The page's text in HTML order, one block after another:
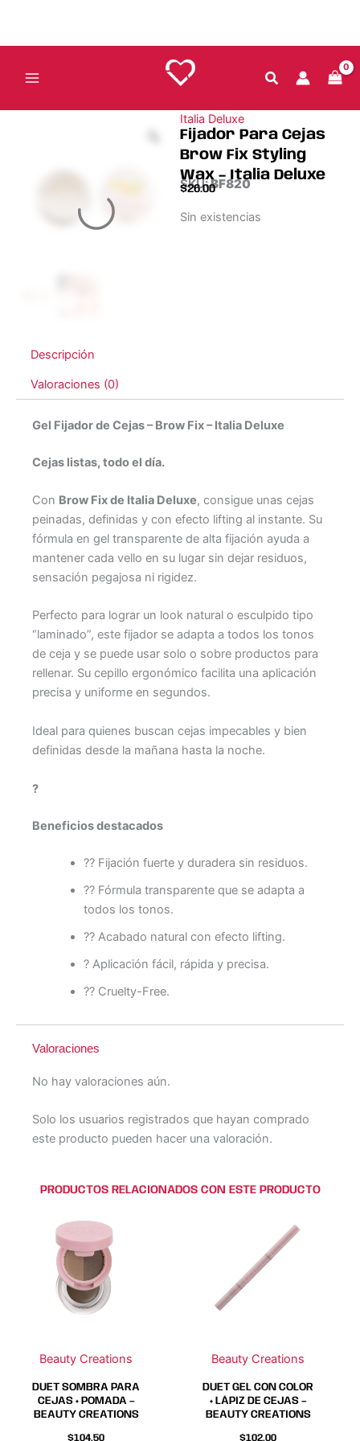
contenido
Italia Deluxe
Fijador Para Cejas
Brow Fix Styling
Wax – Italia Deluxe
SKU:BF820
$26.00
Sin existencias
Descripción
Valoraciones (0)
Gel Fijador de Cejas – Brow Fix – Italia Deluxe
Cejas listas, todo el día.
Con Brow Fix de Italia Deluxe, consigue unas cejas
peinadas, definidas y con efecto lifting al instante. Su
fórmula en gel transparente de alta fijación ayuda a
mantener cada vello en su lugar sin dejar residuos,
sensación pegajosa ni rigidez.
Perfecto para lograr un look natural o esculpido tipo
“laminado”, este fijador se adapta a todos los tonos
de ceja y se puede usar solo o sobre productos para
rellenar. Su cepillo ergonómico facilita una aplicación
precisa y uniforme en segundos.
Ideal para quienes buscan cejas impecables y bien
definidas desde la mañana hasta la noche.
?
Beneficios destacados
?? Fijación fuerte y duradera sin residuos.
?? Fórmula transparente que se adapta a
todos los tonos.
?? Acabado natural con efecto lifting.
? Aplicación fácil, rápida y precisa.
?? Cruelty-Free.
Valoraciones
No hay valoraciones aún.
Solo los usuarios registrados que hayan comprado
este producto pueden hacer una valoración.
PRODUCTOS RELACIONADOS CON ESTE PRODUCTO
Beauty Creations
producto
tiene
múltiples
variantes.
Las
pueden
elegir
en
la
página
DUET SOMBRA PARA
CEJAS + POMADA –
BEAUTY CREATIONS
$104.50
producto
tiene
múltiples
variantes.
Las
pueden
elegir
en
la
página
Beauty Creations
producto
tiene
múltiples
pueden
elegir
en
la
página
DUET GEL CON COLOR
+ LÁPIZ DE CEJAS –
BEAUTY CREATIONS
$102.00
producto
tiene
pueden
elegir
en
la
página